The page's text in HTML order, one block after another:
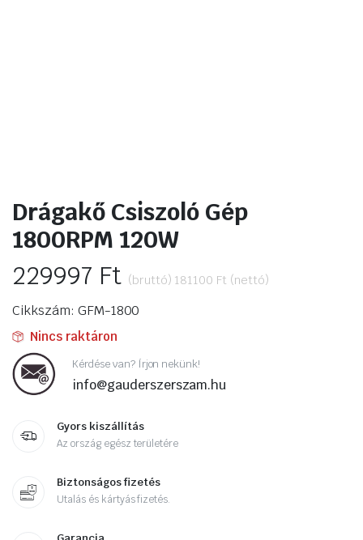
Drágakő Csiszoló Gép
1800RPM 120W
229997 Ft (bruttó) 181100 Ft (nettó)
Cikkszám: GFM-1800
Nincs raktáron
Kérdése van? Írjon nekünk!
info@gauderszerszam.hu
Gyors kiszállítás
Az ország egész területére
Biztonságos fizetés
Utalás és kártyás fizetés.